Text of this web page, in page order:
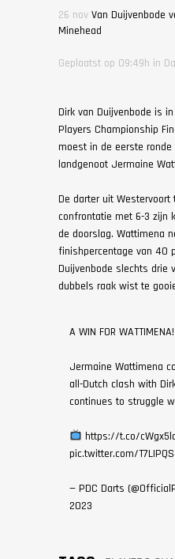
26 nov Van Duijvenbode
Minehead
Geplaatst op 09:49h in
Dirk van Duijvenbode is
Players Championship
moest in de eerste
landgenoot Jermaine
De darter uit Westervoort
confrontatie met 6-3 zijn
de doorslag. Wattimena
finishpercentage van 40
Duijvenbode slechts drie
dubbels raak wist te
A WIN FOR WATTIMENA!
Jermaine Wattimena
all-Dutch clash with
continues to struggle
https://t.co/
pic.twitter.com/
— PDC Darts
2023